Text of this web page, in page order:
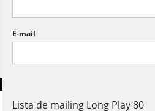
Shares
E-mail
Lista de mailing Long Play 80